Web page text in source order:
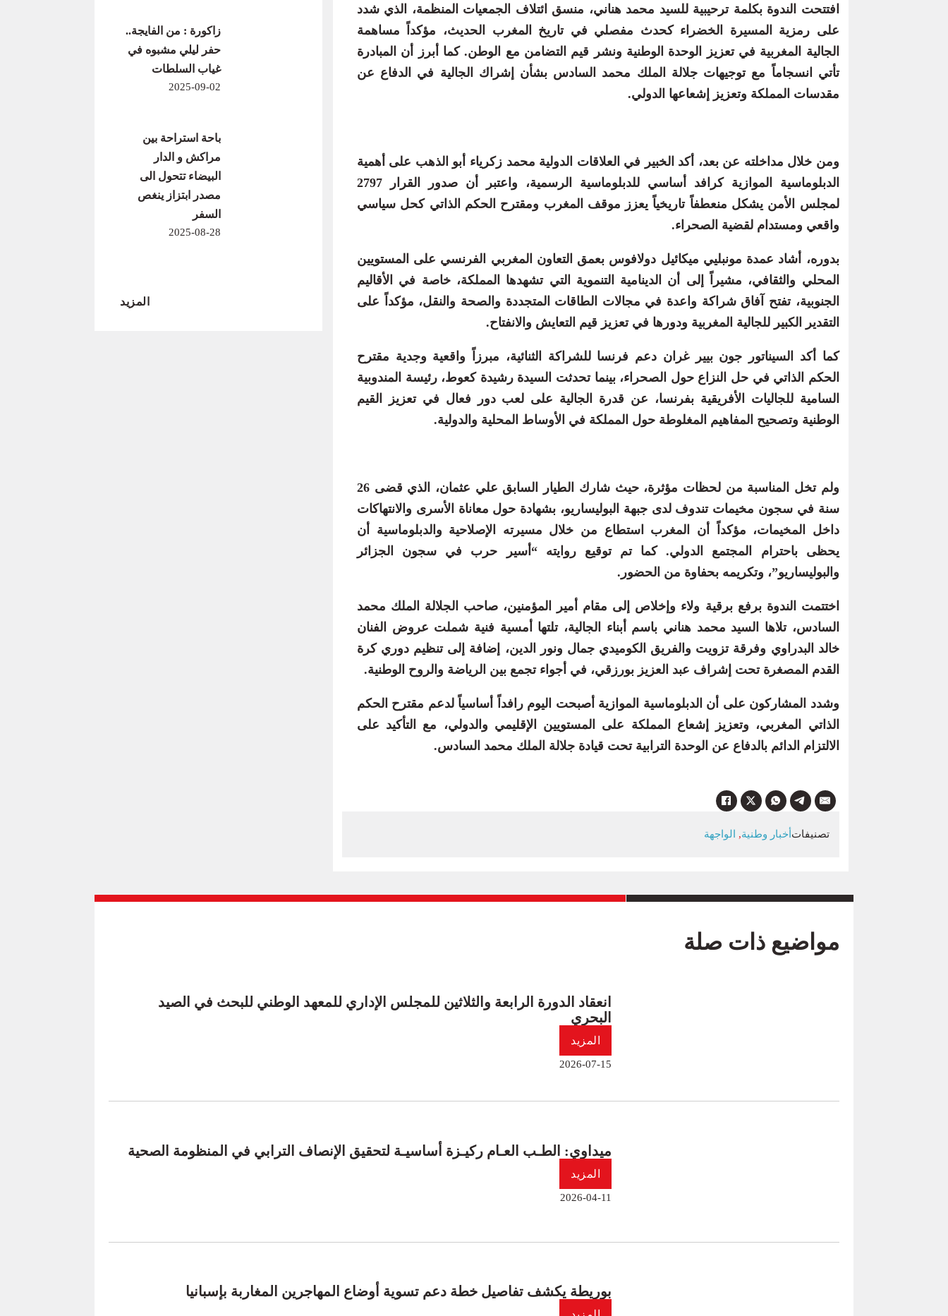
زاكورة : من الفايجة..
حفر ليلي مشبوه في
غياب السلطات
2025-09-02
باحة استراحة بين
مراكش و الدار
البيضاء تتحول الى
مصدر ابتزاز ينغص
السفر
2025-08-28
المزيد
افتتحت الندوة بكلمة ترحيبية للسيد محمد هناني، منسق ائتلاف الجمعيات المنظمة، الذي شدد
على رمزية المسيرة الخضراء كحدث مفصلي في تاريخ المغرب الحديث، مؤكداً مساهمة
الجالية المغربية في تعزيز الوحدة الوطنية ونشر قيم التضامن مع الوطن. كما أبرز أن المبادرة
تأتي انسجاماً مع توجيهات جلالة الملك محمد السادس بشأن إشراك الجالية في الدفاع عن
مقدسات المملكة وتعزيز إشعاعها الدولي.
ومن خلال مداخلته عن بعد، أكد الخبير في العلاقات الدولية محمد زكرياء أبو الذهب على أهمية
الدبلوماسية الموازية كرافد أساسي للدبلوماسية الرسمية، واعتبر أن صدور القرار 2797
لمجلس الأمن يشكل منعطفاً تاريخياً يعزز موقف المغرب ومقترح الحكم الذاتي كحل سياسي
واقعي ومستدام لقضية الصحراء.
بدوره، أشاد عمدة مونبليي ميكائيل دولافوس بعمق التعاون المغربي الفرنسي على المستويين
المحلي والثقافي، مشيراً إلى أن الدينامية التنموية التي تشهدها المملكة، خاصة في الأقاليم
الجنوبية، تفتح آفاق شراكة واعدة في مجالات الطاقات المتجددة والصحة والنقل، مؤكداً على
التقدير الكبير للجالية المغربية ودورها في تعزيز قيم التعايش والانفتاح.
كما أكد السيناتور جون بيير غران دعم فرنسا للشراكة الثنائية، مبرزاً واقعية وجدية مقترح
الحكم الذاتي في حل النزاع حول الصحراء، بينما تحدثت السيدة رشيدة كعوط، رئيسة المندوبية
السامية للجاليات الأفريقية بفرنسا، عن قدرة الجالية على لعب دور فعال في تعزيز القيم
الوطنية وتصحيح المفاهيم المغلوطة حول المملكة في الأوساط المحلية والدولية.
ولم تخل المناسبة من لحظات مؤثرة، حيث شارك الطيار السابق علي عثمان، الذي قضى 26
سنة في سجون مخيمات تندوف لدى جبهة البوليساريو، بشهادة حول معاناة الأسرى والانتهاكات
داخل المخيمات، مؤكداً أن المغرب استطاع من خلال مسيرته الإصلاحية والدبلوماسية أن
يحظى باحترام المجتمع الدولي. كما تم توقيع روايته “أسير حرب في سجون الجزائر
والبوليساريو”، وتكريمه بحفاوة من الحضور.
اختتمت الندوة برفع برقية ولاء وإخلاص إلى مقام أمير المؤمنين، صاحب الجلالة الملك محمد
السادس، تلاها السيد محمد هناني باسم أبناء الجالية، تلتها أمسية فنية شملت عروض الفنان
خالد البدراوي وفرقة تزويت والفريق الكوميدي جمال ونور الدين، إضافة إلى تنظيم دوري كرة
القدم المصغرة تحت إشراف عبد العزيز بورزقي، في أجواء تجمع بين الرياضة والروح الوطنية.
وشدد المشاركون على أن الدبلوماسية الموازية أصبحت اليوم رافداً أساسياً لدعم مقترح الحكم
الذاتي المغربي، وتعزيز إشعاع المملكة على المستويين الإقليمي والدولي، مع التأكيد على
الالتزام الدائم بالدفاع عن الوحدة الترابية تحت قيادة جلالة الملك محمد السادس.
أخبار وطنية, الواجهة تصنيفات
مواضيع ذات صلة
انعقاد الدورة الرابعة والثلاثين للمجلس الإداري للمعهد الوطني للبحث في الصيد
البحري
المزيد
2026-07-15
ميداوي: الطـب العـام ركيـزة أساسيـة لتحقيق الإنصاف الترابي في المنظومة الصحية
المزيد
2026-04-11
بوريطة يكشف تفاصيل خطة دعم تسوية أوضاع المهاجرين المغاربة بإسبانيا